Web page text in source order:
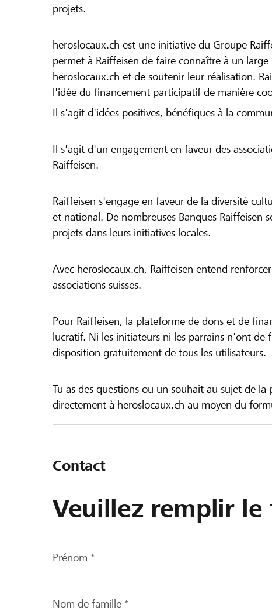
projets.
heroslocaux.ch est une initiative du Groupe
permet à Raiffeisen de faire connaître à un
heroslocaux.ch et de soutenir leur réalisation.
l'idée du financement participatif de manière
Il s'agit d'idées positives, bénéfiques à la
Il s'agit d'un engagement en faveur des
Raiffeisen.
Raiffeisen s'engage en faveur de la diversité
et national. De nombreuses Banques Raiffeisen
projets dans leurs initiatives locales.
Avec heroslocaux.ch, Raiffeisen entend
associations suisses.
Pour Raiffeisen, la plateforme de dons et de
lucratif. Ni les initiateurs ni les parrains n'ont de
disposition gratuitement de tous les utilisateurs.
Tu as des questions ou un souhait au sujet de
directement à heroslocaux.ch au moyen du
Contact
Veuillez remplir
Prénom *
Nom de famille *